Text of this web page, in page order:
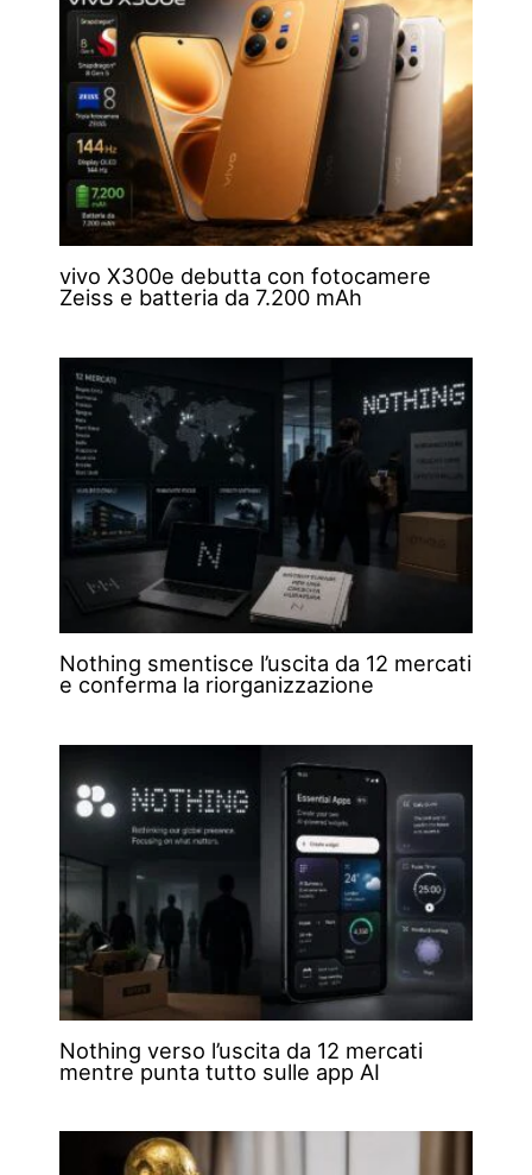
vivo X300e debutta con fotocamere
Zeiss e batteria da 7.200 mAh
Nothing smentisce l’uscita da 12 mercati
e conferma la riorganizzazione
Nothing verso l’uscita da 12 mercati
mentre punta tutto sulle app AI